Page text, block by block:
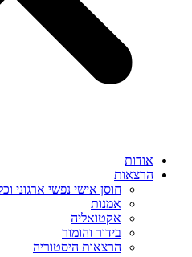
אודות
הרצאות
חוסן אישי נפשי ארגוני
אמנות
אקטואליה
בידור והומור
הרצאות היסטוריה